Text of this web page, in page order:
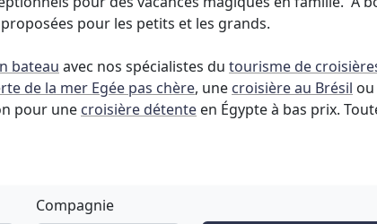
pour les petits et les grands.
bateau avec nos spécialistes du tourisme de
de la mer Egée pas chère, une croisière au Brésil
pour une croisière détente en Égypte à bas prix.
Compagnie